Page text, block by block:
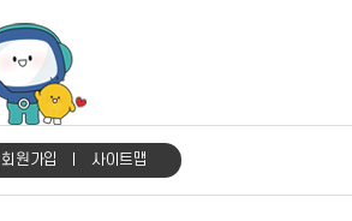
회원가입 사이트맵